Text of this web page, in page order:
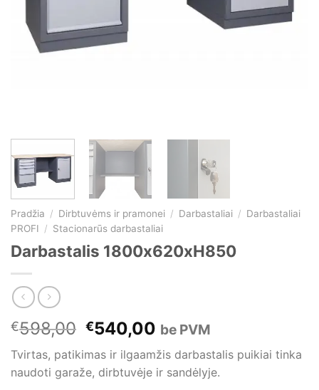
Pradžia / Dirbtuvėms ir pramonei / Darbastaliai / Darbastaliai
PROFI / Stacionarūs darbastaliai
Darbastalis 1800x620xH850
€598,00 Original
price
was:
€598,00.
€540,00 Current
price
is:
€540,00.
be PVM
Tvirtas, patikimas ir ilgaamžis darbastalis puikiai tinka
naudoti garaže, dirbtuvėje ir sandėlyje.